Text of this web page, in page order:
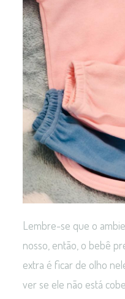
Lembre-se que o
nosso, então, o bebê
extra é ficar de olho
ver se ele não está